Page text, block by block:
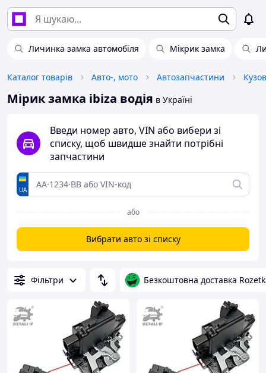
Личинка замка автомобіля Мікрик замка
Каталог товарів Авто-, мото Автозапчастини
Мірик замка ibiza водія в Україні
Введи номер авто, VIN або вибери зі
списку, щоб швидше знайти потрібні
запчастини
UA
або
Вибрати авто зі списку
Фільтри Безкоштовна доставка